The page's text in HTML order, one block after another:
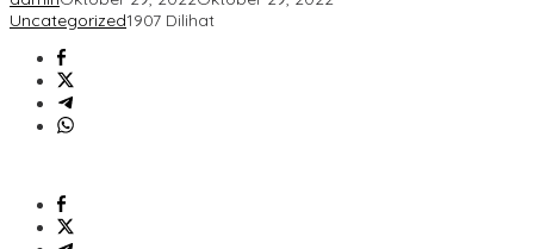
Beras.
Uncategorized1907 Dilihat